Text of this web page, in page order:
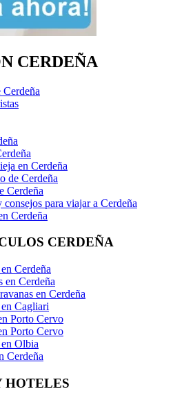
CERDEÑA
en Cerdeña
de Cerdeña
Cerdeña
consejos para viajar a Cerdeña
Cerdeña
CERDEÑA
Cerdeña
en Cerdeña
en Cerdeña
Cagliari
Porto Cervo
Porto Cervo
Olbia
Cerdeña
HOTELES